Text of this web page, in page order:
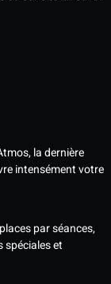
la dernière
intensément votre
par séances,
spéciales et